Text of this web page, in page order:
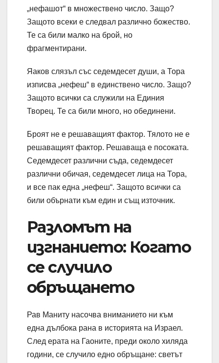
„нефашот“ в множествено число. Защо?
Защото всеки е следвал различно божество.
Те са били малко на брой, но
фрагментирани.
Яаков слязъл със седемдесет души, а Тора
изписва „нефеш“ в единствено число. Защо?
Защото всички са служили на Единия
Творец. Те са били много, но обединени.
Броят не е решаващият фактор. Тялото не е
решаващият фактор. Решаваща е посоката.
Седемдесет различни съда, седемдесет
различни обичая, седемдесет лица на Тора,
и все пак една „нефеш“. Защото всички са
били обърнати към един и същ източник.
Разломът на
изгнанието: Когато
се случило
обръщането
Рав Маниту насочва вниманието ни към
една дълбока рана в историята на Израел.
След ерата на Гаоните, преди около хиляда
години, се случило едно обръщане: светът